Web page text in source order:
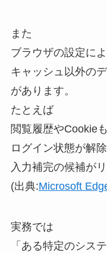
また
ブラウザの設定に
キャッシュ以外の
があります。
たとえば
閲覧履歴やCookie
ログイン状態が解
入力補完の候補が
(出典:Microsoft
実務では
「ある特定のシス